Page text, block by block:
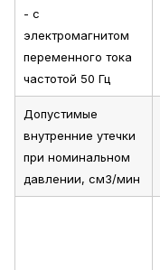
- с
электромагнитом
переменного тока
частотой 50 Гц
Допустимые
внутренние утечки
при номинальном
давлении, см3/мин